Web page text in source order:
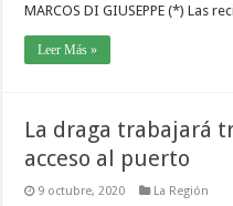
MARCOS DI GIUSEPPE (*) Las
Leer Más »
La draga trabajará
acceso al puerto
9 octubre, 2020 La Región